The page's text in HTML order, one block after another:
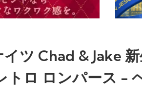
ツ Chad & Jake
トロ ロンパース -